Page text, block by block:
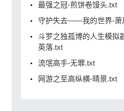
最强之冠-煎饼卷馒头.txt
守护失去——我的世界-萧
斗罗之独孤博的人生模拟
英落.txt
流氓高手-无罪.txt
网游之至高纵横-晴景.txt